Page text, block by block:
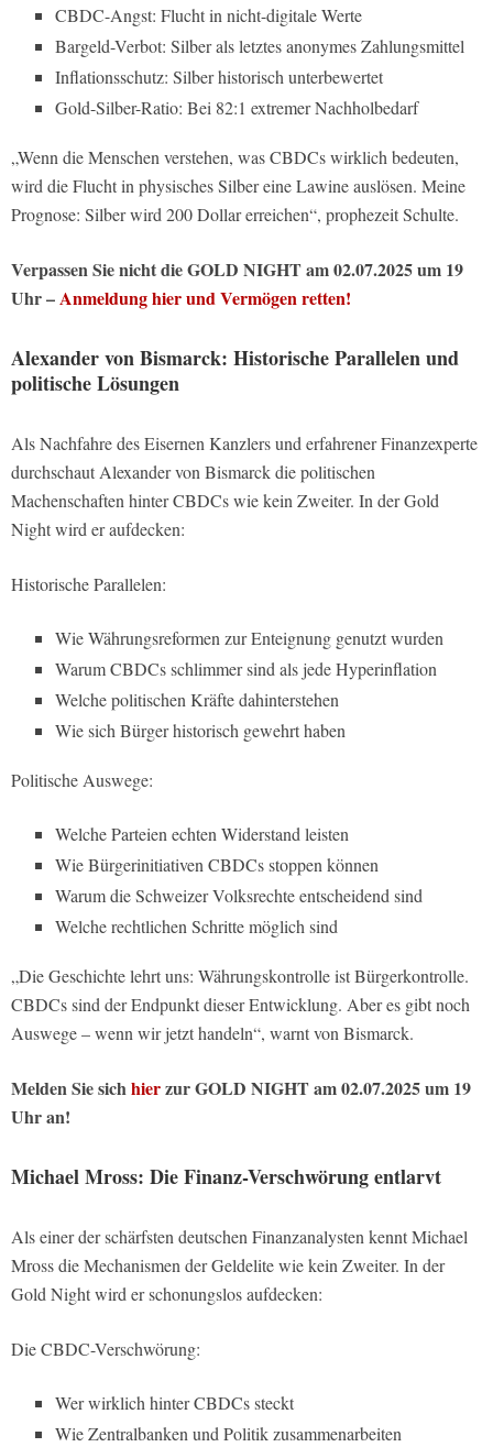
CBDC-Angst: Flucht in nicht-digitale Werte
Bargeld-Verbot: Silber als letztes anonymes Zahlungsmittel
Inflationsschutz: Silber historisch unterbewertet
Gold-Silber-Ratio: Bei 82:1 extremer Nachholbedarf
„Wenn die Menschen verstehen, was CBDCs wirklich bedeuten,
wird die Flucht in physisches Silber eine Lawine auslösen. Meine
Prognose: Silber wird 200 Dollar erreichen“, prophezeit Schulte.
Verpassen Sie nicht die GOLD NIGHT am 02.07.2025 um 19
Uhr –Anmeldung hier und Vermögen retten!
Alexander von Bismarck: Historische Parallelen und
politische Lösungen
Als Nachfahre des Eisernen Kanzlers und erfahrener Finanzexperte
durchschaut Alexander von Bismarck die politischen
Machenschaften hinter CBDCs wie kein Zweiter. In der Gold
Night wird er aufdecken:
Historische Parallelen:
Wie Währungsreformen zur Enteignung genutzt wurden
Warum CBDCs schlimmer sind als jede Hyperinflation
Welche politischen Kräfte dahinterstehen
Wie sich Bürger historisch gewehrt haben
Politische Auswege:
Welche Parteien echten Widerstand leisten
Wie Bürgerinitiativen CBDCs stoppen können
Warum die Schweizer Volksrechte entscheidend sind
Welche rechtlichen Schritte möglich sind
„Die Geschichte lehrt uns: Währungskontrolle ist Bürgerkontrolle.
CBDCs sind der Endpunkt dieser Entwicklung. Aber es gibt noch
Auswege – wenn wir jetzt handeln“, warnt von Bismarck.
Melden Sie sichhierzur GOLD NIGHT am 02.07.2025 um 19
Uhr an!
Michael Mross: Die Finanz-Verschwörung entlarvt
Als einer der schärfsten deutschen Finanzanalysten kennt Michael
Mross die Mechanismen der Geldelite wie kein Zweiter. In der
Gold Night wird er schonungslos aufdecken:
Die CBDC-Verschwörung:
Wer wirklich hinter CBDCs steckt
Wie Zentralbanken und Politik zusammenarbeiten